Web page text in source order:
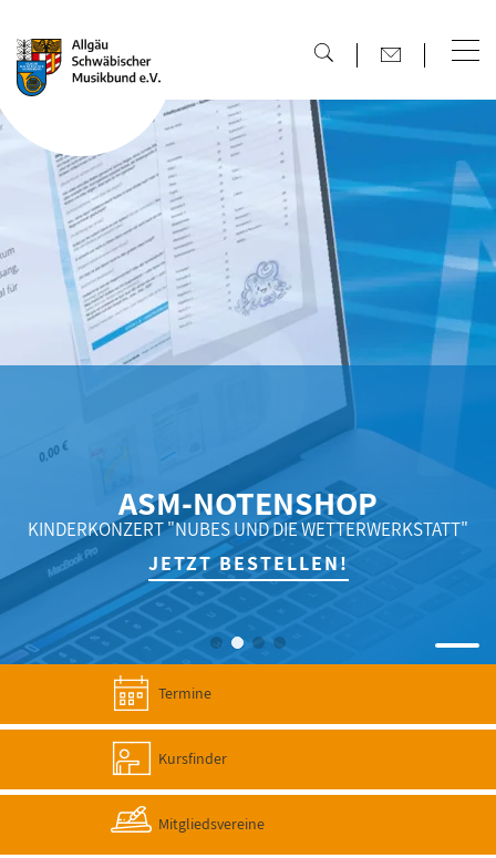
ASM-NOTENSHOP
KINDERKONZERT "NUBES UND DIE WETTERWERKSTATT"
JETZT BESTELLEN!
Termine
Kursfinder
Mitgliedsvereine